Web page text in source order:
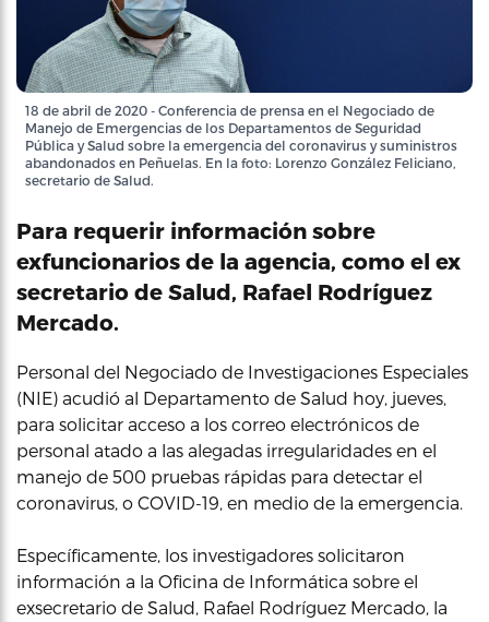
18 de abril de 2020 - Conferencia de prensa en el Negociado de
Manejo de Emergencias de los Departamentos de Seguridad
Pública y Salud sobre la emergencia del coronavirus y suministros
abandonados en Peñuelas. En la foto: Lorenzo González Feliciano,
secretario de Salud.
Para requerir información sobre
exfuncionarios de la agencia, como el ex
secretario de Salud, Rafael Rodríguez
Mercado.
Personal del Negociado de Investigaciones Especiales
(NIE) acudió al Departamento de Salud hoy, jueves,
para solicitar acceso a los correo electrónicos de
personal atado a las alegadas irregularidades en el
manejo de 500 pruebas rápidas para detectar el
coronavirus, o COVID-19, en medio de la emergencia.
Específicamente, los investigadores solicitaron
información a la Oficina de Informática sobre el
exsecretario de Salud, Rafael Rodríguez Mercado, la